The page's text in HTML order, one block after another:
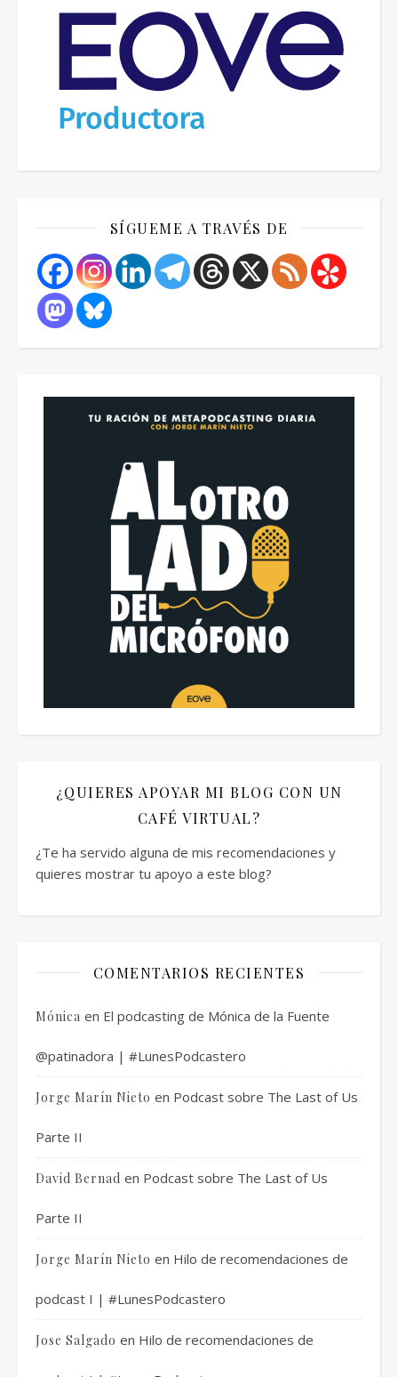
SÍGUEME A TRAVÉS DE
¿QUIERES APOYAR MI BLOG CON UN
CAFÉ VIRTUAL?
¿Te ha servido alguna de mis recomendaciones y
quieres mostrar tu apoyo a este blog?
COMENTARIOS RECIENTES
Mónica en El podcasting de Mónica de la Fuente
@patinadora | #LunesPodcastero
Jorge Marín Nieto en Podcast sobre The Last of Us
Parte II
David Bernad en Podcast sobre The Last of Us
Parte II
Jorge Marín Nieto en Hilo de recomendaciones de
podcast I | #LunesPodcastero
Jose Salgado en Hilo de recomendaciones de